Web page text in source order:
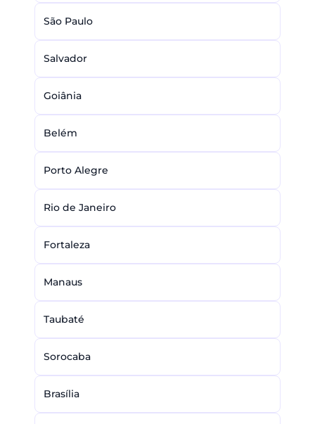
São Paulo
Salvador
Goiânia
Belém
Porto Alegre
Rio de Janeiro
Fortaleza
Manaus
Taubaté
Sorocaba
Brasília